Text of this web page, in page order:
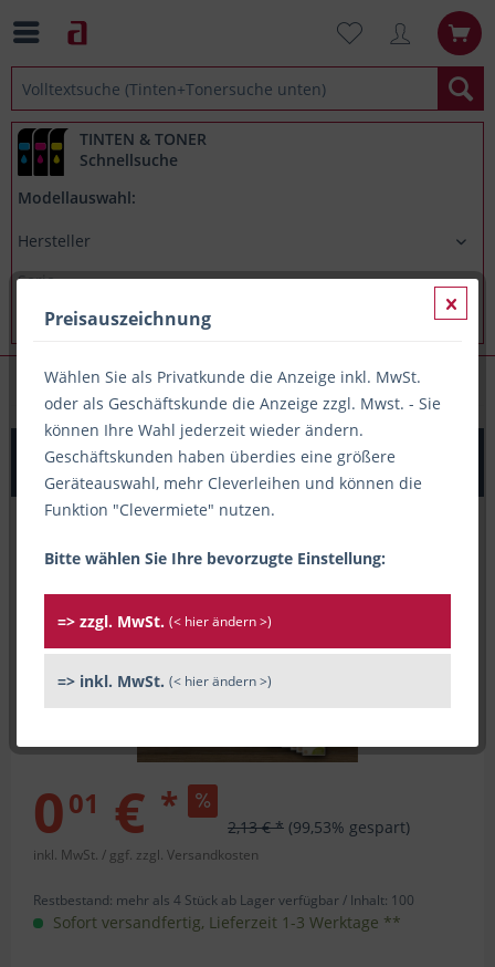
TINTEN & TONER
Schnellsuche
Modellauswahl:
Laminiertaschen
100x Laminierfolie (90x60mm), 2x 125my, PRINTATION -
Qualität preiswert
001 € *
2,13 € * (99,53% gespart)
inkl. MwSt. / ggf. zzgl. Versandkosten
Restbestand: mehr als 4 Stück ab Lager verfügbar / Inhalt: 100
Sofort versandfertig, Lieferzeit 1-3 Werktage **
Preisauszeichnung
Wählen Sie als Privatkunde die Anzeige inkl. MwSt.
oder als Geschäftskunde die Anzeige zzgl. Mwst. - Sie
können Ihre Wahl jederzeit wieder ändern.
Geschäftskunden haben überdies eine größere
Geräteauswahl, mehr Cleverleihen und können die
Funktion "Clevermiete" nutzen.
Bitte wählen Sie Ihre bevorzugte Einstellung:
=> zzgl. MwSt. (< hier ändern >)
=> inkl. MwSt. (< hier ändern >)